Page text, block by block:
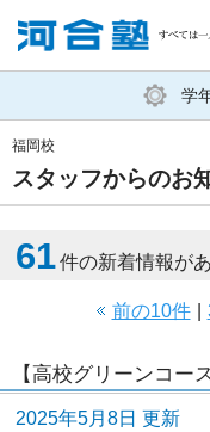
塾生の方
学
スタッフからのお
福岡校
61件の新着情報が
前の10件
【高校グリーンコー
2025年5月8日 更新